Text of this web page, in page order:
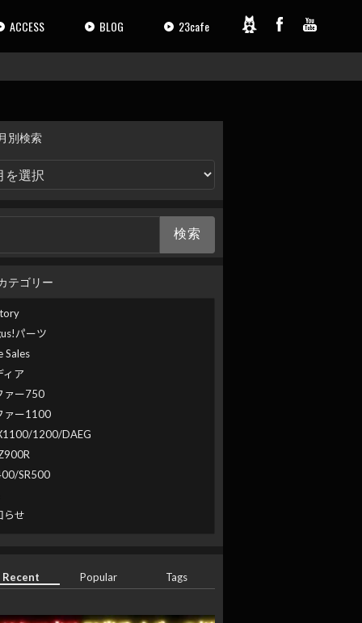
ACCESS BLOG 23cafe
月別検索
テゴリー
パーツ
Sales
ィア
ァー750
ァー1100
1200/DAEG
SR500
らせ
Recent Popular Tags